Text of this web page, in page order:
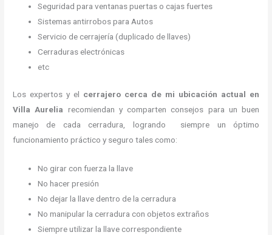
Seguridad para ventanas puertas o cajas fuertes
Sistemas antirrobos para Autos
Servicio de cerrajería (duplicado de llaves)
Cerraduras electrónicas
etc
Los expertos y el cerrajero cerca de mi ubicación actual en
Villa Aurelia recomiendan y comparten consejos para un buen
manejo de cada cerradura, logrando siempre un óptimo
funcionamiento práctico y seguro tales como:
No girar con fuerza la llave
No hacer presión
No dejar la llave dentro de la cerradura
No manipular la cerradura con objetos extraños
Siempre utilizar la llave correspondiente